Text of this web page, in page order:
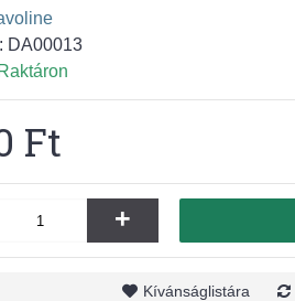
DA00013
Raktáron
Ft
+
Kívánságlistára